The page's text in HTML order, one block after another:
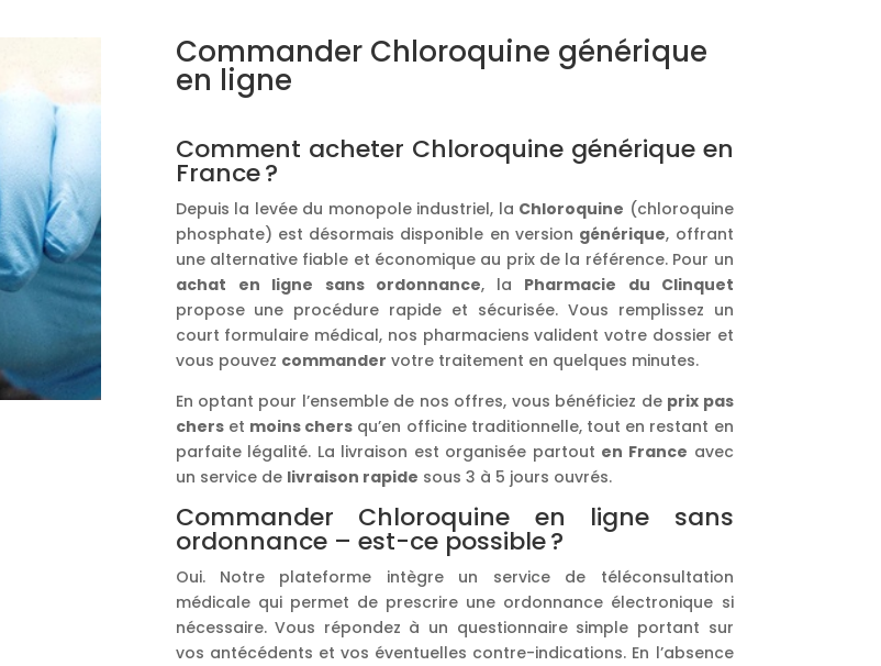
Commander Chloroquine générique
en ligne
Comment acheter Chloroquine générique en
France ?
Depuis la levée du monopole industriel, la Chloroquine (chloroquine
phosphate) est désormais disponible en version générique, offrant
une alternative fiable et économique au prix de la référence. Pour un
achat
en ligne sans ordonnance, la Pharmacie du Clinquet
propose une procédure rapide et sécurisée. Vous remplissez un
court formulaire médical, nos pharmaciens valident votre dossier et
vous pouvez commander votre traitement en quelques minutes.
En optant pour l’ensemble de nos offres, vous bénéficiez de prix pas
cherset moins chers qu’en officine traditionnelle, tout en restant en
parfaite légalité. La livraison est organisée partout en France avec
un service de livraison rapide sous 3 à 5 jours ouvrés.
Commander Chloroquine en ligne sans
ordonnance – est-ce possible ?
Oui. Notre plateforme intègre un service de téléconsultation
médicale qui permet de prescrire une ordonnance électronique si
nécessaire. Vous répondez à un questionnaire simple portant sur
vos antécédents et vos éventuelles contre-indications. En l’absence